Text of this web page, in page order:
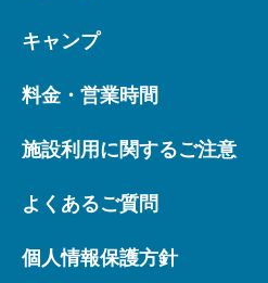
キャンプ
料金・営業時間
施設利用に関するご注意
よくあるご質問
個人情報保護方針